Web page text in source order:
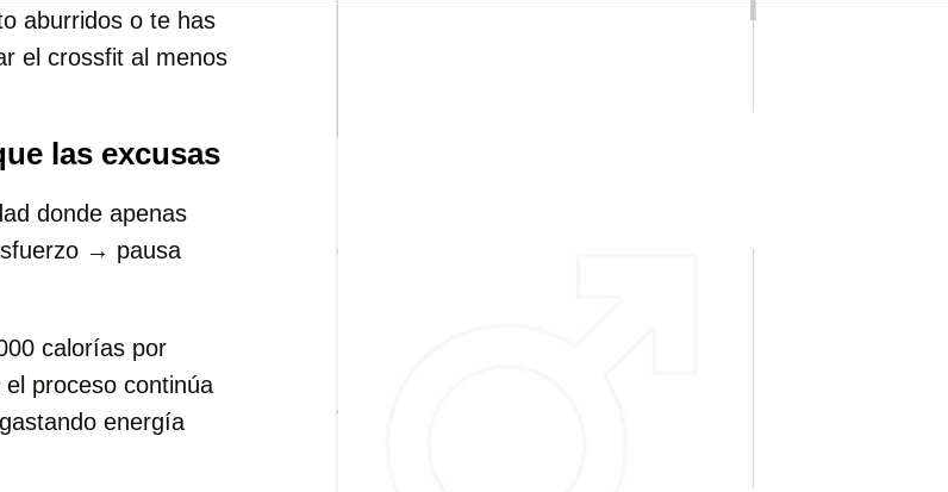
aburridos o te has
el crossfit al menos
las excusas
donde apenas
→ pausa
calorías por
proceso continúa
energía